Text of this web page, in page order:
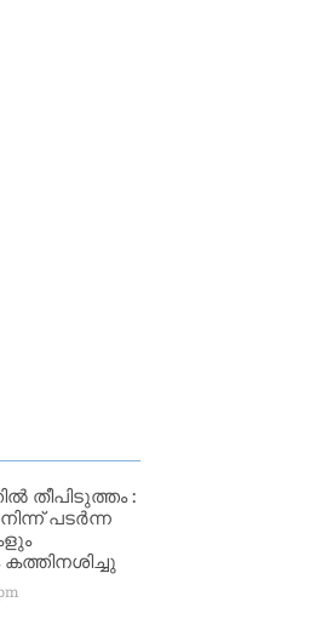
തീപിടുത്തം :
പടർന്ന